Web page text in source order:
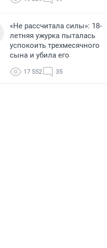
«Не рассчитала силы»: 18-
летняя ужурка пыталась
успокоить трехмесячного
сына и убила его
17 552 35